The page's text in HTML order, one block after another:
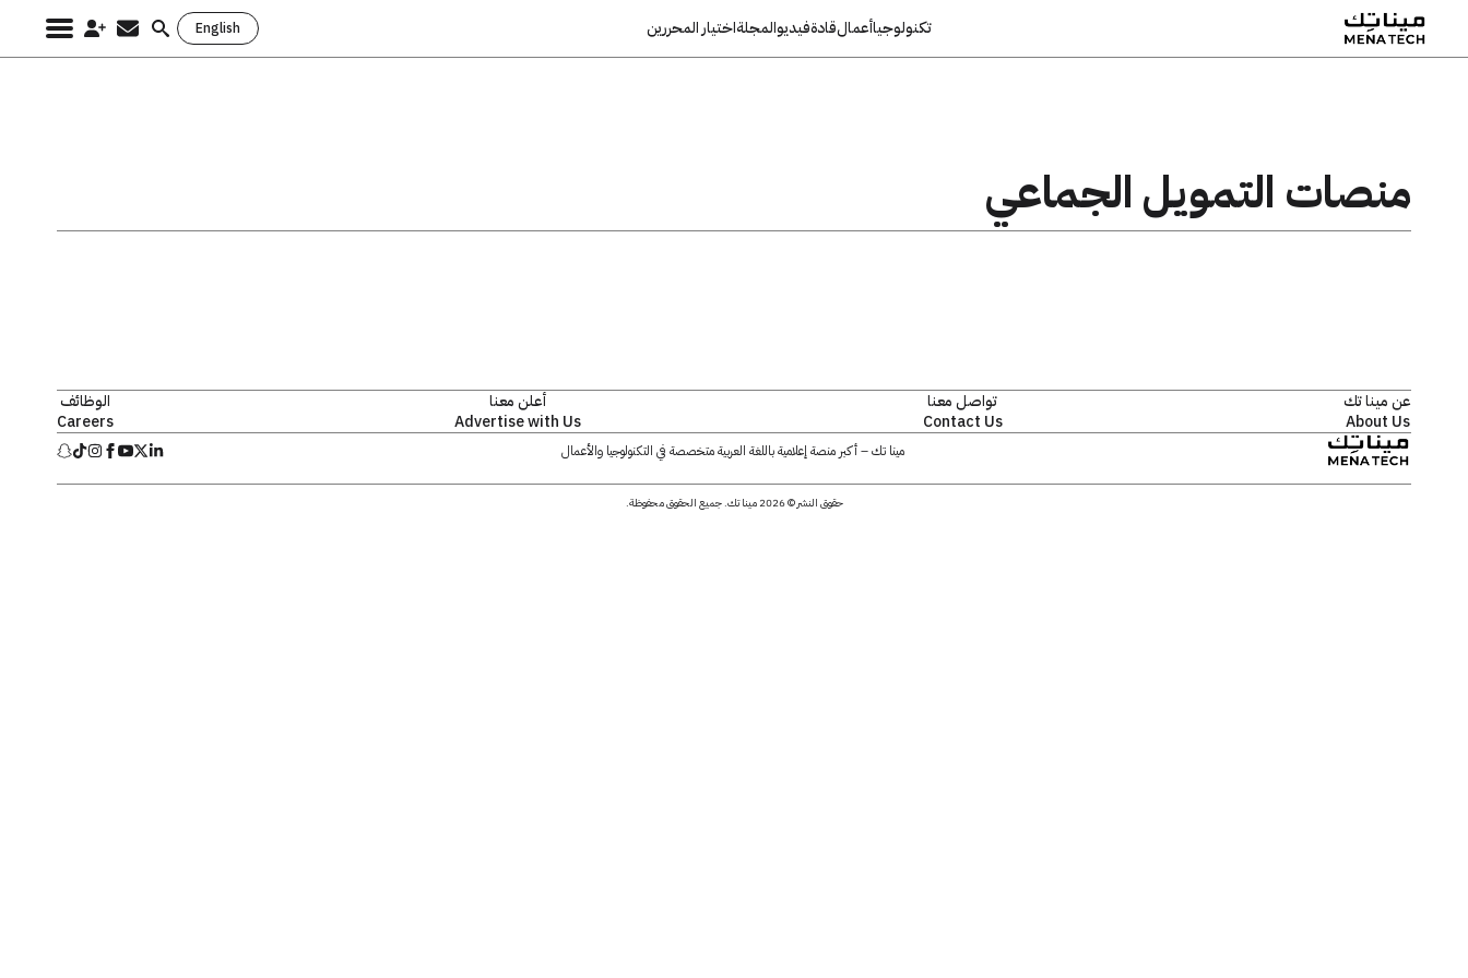
تكنولوجياأعمالقادةفيديوالمجلةاختيار المحررين English
Search
منصات التمويل الجماعي
عن مينا تك
About Us
تواصل معنا
Contact Us
أعلن معنا
Advertise with Us
الوظائف
Careers
مينا تك – أكبر منصة إعلامية باللغة العربية متخصصة في التكنولوجيا والأعمال
حقوق النشر © 2026 مينا تك. جميع الحقوق محفوظة.